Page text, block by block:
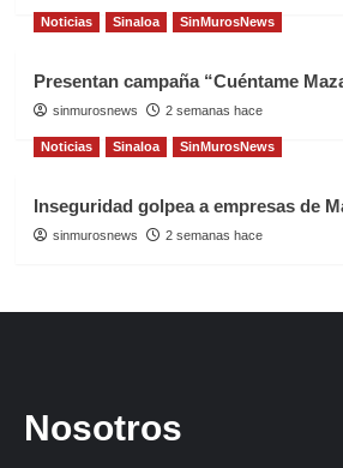
Noticias Sinaloa SinMurosNews
Presentan campaña “Cuéntame
sinmurosnews 2 semanas hace
Noticias Sinaloa SinMurosNews
Inseguridad golpea a empresas de
sinmurosnews 2 semanas hace
Nosotros